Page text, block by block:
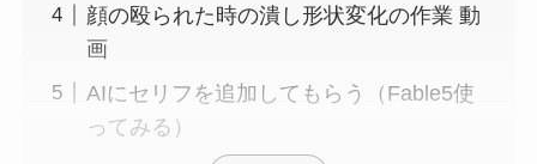
顔の殴られた時の潰し形状変化の作業 動
画
AIにセリフを追加してもらう（Fable5使
ってみる）